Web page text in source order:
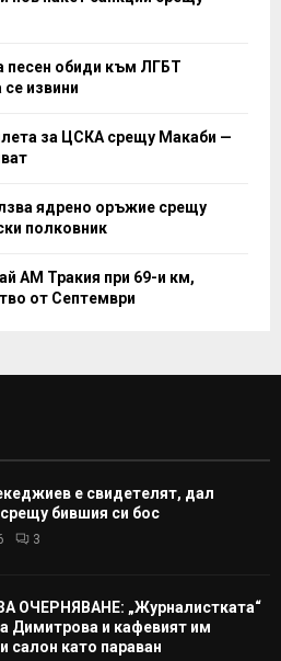
песен обиди към ЛГБТ
извини
за ЦСКА срещу Макаби —
ядрено оръжие срещу
полковник
АМ Тракия при 69-и км,
от Септември
е свидетелят, дал
бившия си бос
3
ОЧЕРНЯВАНЕ: „Журналистката“
Димитрова и кафевият им
салон като параван